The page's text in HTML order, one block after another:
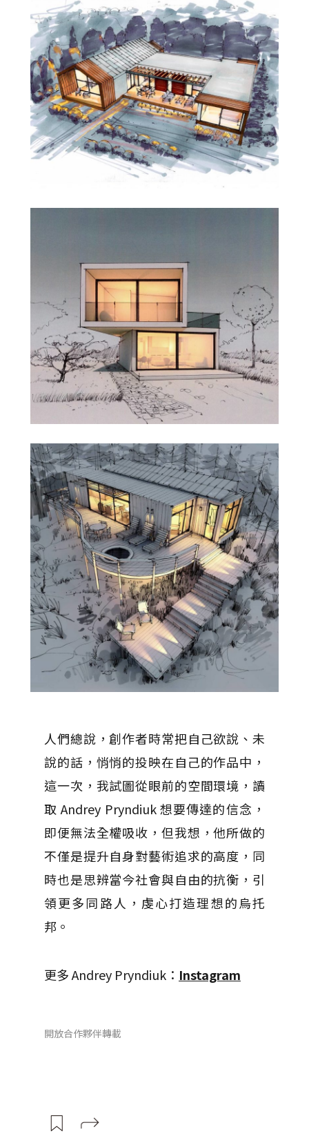
人們總說，創作者時常把自己欲說、未
說的話，悄悄的投映在自己的作品中，
這一次，我試圖從眼前的空間環境，讀
取 Andrey Pryndiuk 想要傳達的信念，
即便無法全權吸收，但我想，他所做的
不僅是提升自身對藝術追求的高度，同
時也是思辨當今社會與自由的抗衡，引
領更多同路人，虔心打造理想的烏托
邦。
更多 Andrey Pryndiuk： Instagram
開放合作夥伴轉載